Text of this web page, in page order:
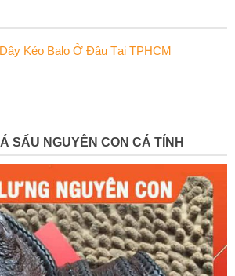
Kéo Balo Ở Đâu Tại TPHCM
SẤU NGUYÊN CON CÁ TÍNH